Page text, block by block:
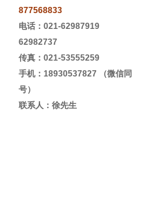
877568833
电话：021-62987919
62982737
传真：021-53555259
手机：18930537827 （微信同
号）
联系人：徐先生